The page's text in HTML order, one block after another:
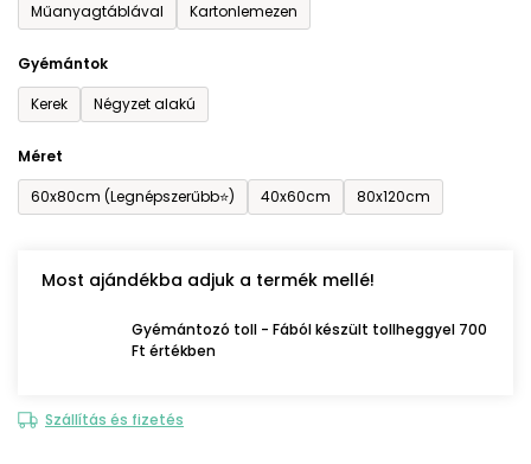
Műanyagtáblával
Kartonlemezen
Gyémántok
Kerek
Négyzet alakú
Méret
60x80cm (Legnépszerűbb⭐)
40x60cm 80x120cm
Most ajándékba adjuk a termék mellé!
Gyémántozó toll - Fából készült tollheggyel 700
Ft értékben
Szállítás és fizetés